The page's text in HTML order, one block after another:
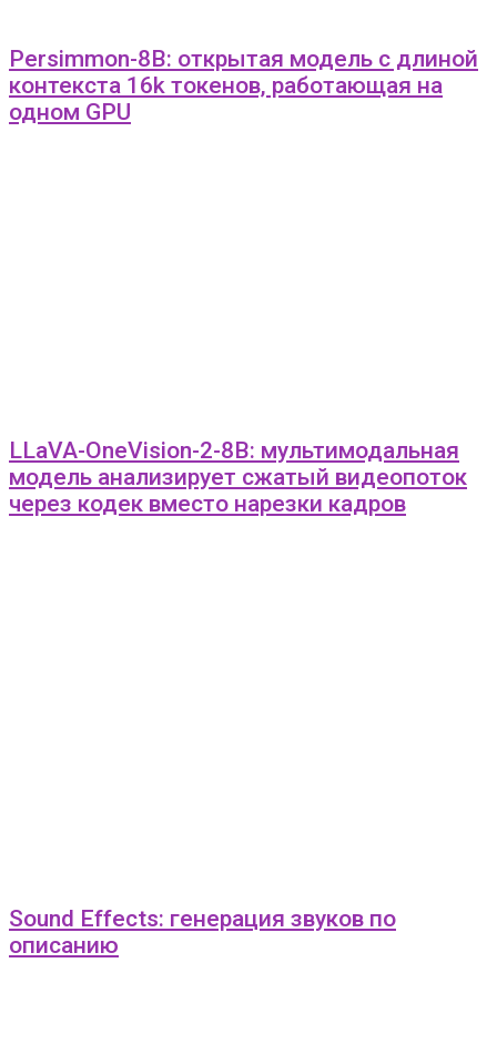
Persimmon-8B: открытая модель с длиной
контекста 16k токенов, работающая на
одном GPU
LLaVA-OneVision-2-8B: мультимодальная
модель анализирует сжатый видеопоток
через кодек вместо нарезки кадров
Sound Effects: генерация звуков по
описанию